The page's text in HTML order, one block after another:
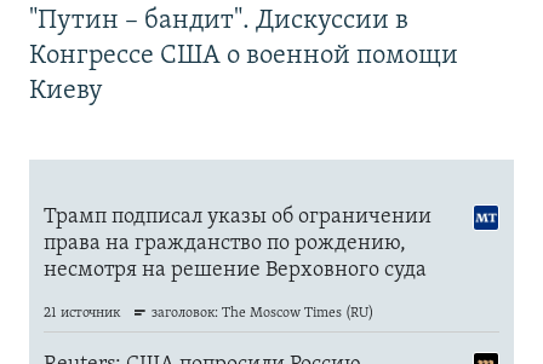
"Путин – бандит". Дискуссии в
Конгрессе США о военной помощи
Киеву